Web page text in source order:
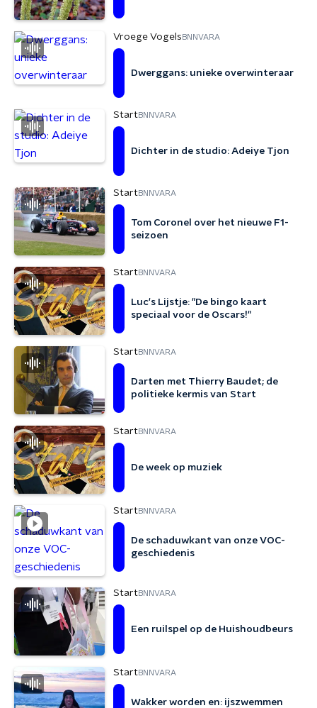
Vroege Vogels BNNVARA
Dwerggans: unieke overwinteraar
StartBNNVARA
Dichter in de studio: Adeiye Tjon
StartBNNVARA
Tom Coronel over het nieuwe F1-
seizoen
StartBNNVARA
Luc's Lijstje: "De bingo kaart
speciaal voor de Oscars!"
StartBNNVARA
Darten met Thierry Baudet; de
politieke kermis van Start
StartBNNVARA
De week op muziek
StartBNNVARA
De schaduwkant van onze VOC-
geschiedenis
StartBNNVARA
Een ruilspel op de Huishoudbeurs
StartBNNVARA
Wakker worden en: ijszwemmen